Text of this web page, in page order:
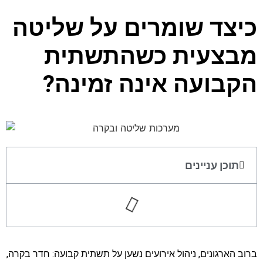
כיצד שומרים על שליטה
מבצעית כשהתשתית
הקבועה אינה זמינה?
תוכן עניינים
ברוב הארגונים, ניהול אירועים נשען על תשתית קבועה: חדר בקרה,